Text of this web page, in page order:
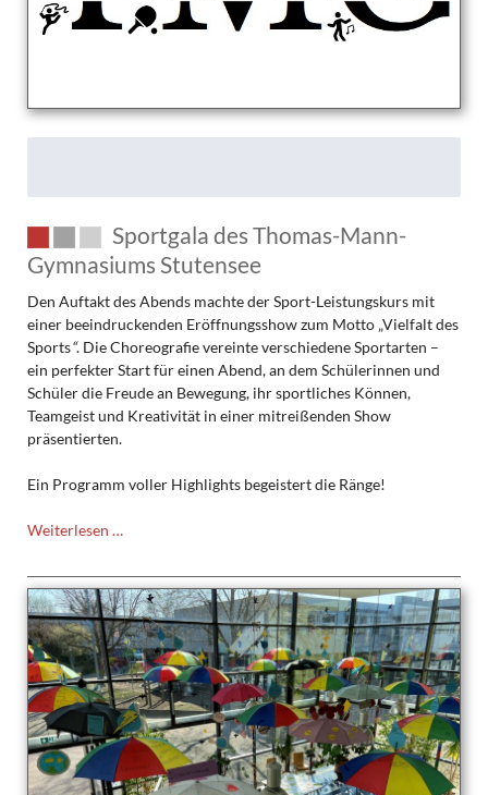
Sportgala des Thomas-Mann-
Gymnasiums Stutensee
Den Auftakt des Abends machte der Sport-Leistungskurs mit
einer beeindruckenden Eröffnungsshow zum Motto „Vielfalt des
Sports“. Die Choreografie vereinte verschiedene Sportarten –
ein perfekter Start für einen Abend, an dem Schülerinnen und
Schüler die Freude an Bewegung, ihr sportliches Können,
Teamgeist und Kreativität in einer mitreißenden Show
präsentierten.
Ein Programm voller Highlights begeistert die Ränge!
Weiterlesen …
Thomas-
Mann-
Gymnasiums
Stutensee